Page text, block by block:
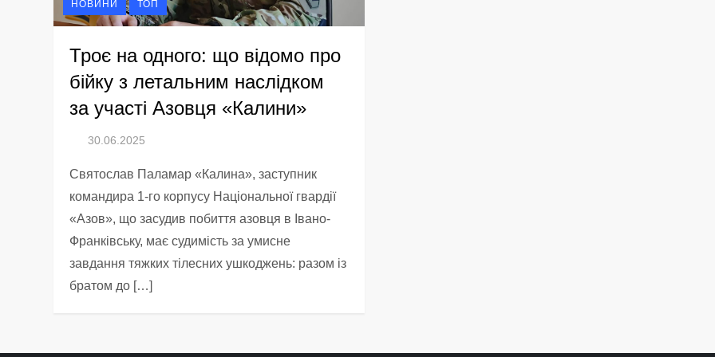
НОВИНИ ТОП
Троє на одного: що відомо про
бійку з летальним наслідком
за участі Азовця «Калини»
Святослав Паламар «Калина», заступник
командира 1-го корпусу Національної гвардії
«Азов», що засудив побиття азовця в Івано-
Франківську, має судимість за умисне
завдання тяжких тілесних ушкоджень: разом із
братом до […]